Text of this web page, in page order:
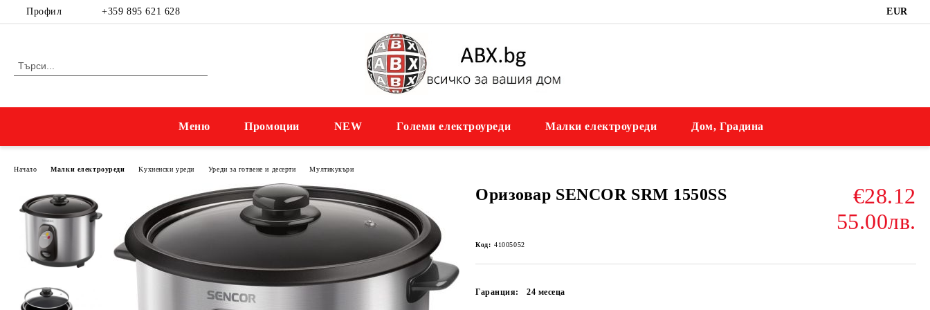
Профил +359 895 621 628 EUR
Меню Промоции NEW Големи електроуреди Малки електроуреди Дом, Градина
Начало Малки електроуреди Kухненски уреди Уреди за готвене и десерти Мултикукъри
Оризовар SENCOR SRM 1550SS
€28.12
55.00лв.
Код: 41005052
Гаранция: 24 месеца